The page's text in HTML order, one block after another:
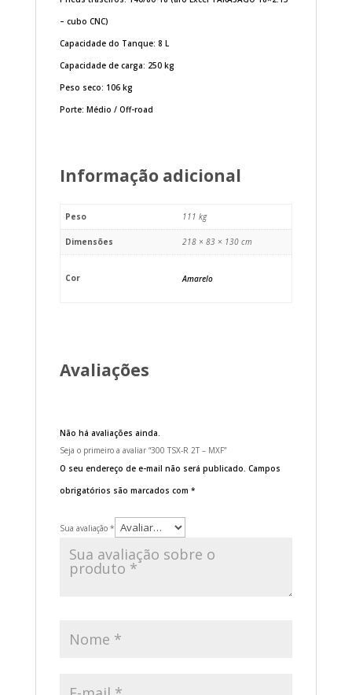
– cubo CNC)
Capacidade do Tanque: 8 L
Capacidade de carga: 250 kg
Peso seco: 106 kg
Porte: Médio / Off-road
Informação adicional
Peso 111 kg
Dimensões 218 × 83 × 130 cm
Cor Amarelo
Avaliações
Não há avaliações ainda.
Seja o primeiro a avaliar “300 TSX-R 2T – MXF”
O seu endereço de e-mail não será publicado. Campos
obrigatórios são marcados com *
Sua avaliação *